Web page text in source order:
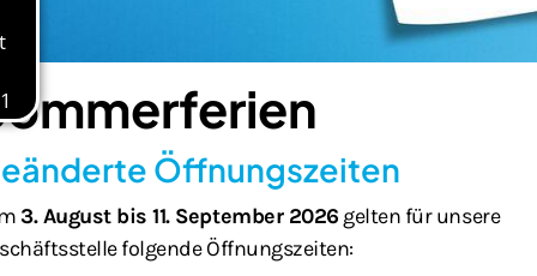
Öffnungszeiten
3. August bis 11. September 2026 gelten für unsere
folgende Öffnungszeiten: